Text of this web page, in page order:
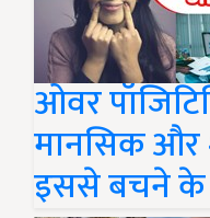
ओवर
मानसिक और
इससे बचने के